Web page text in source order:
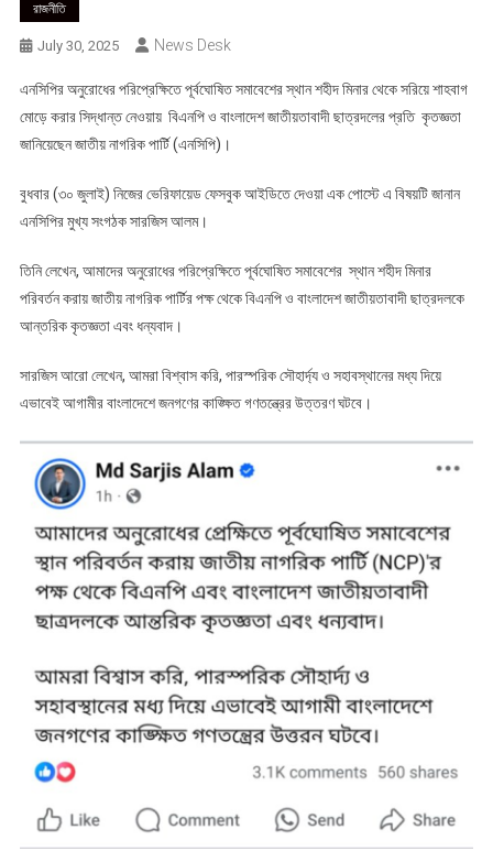
রাজনীতি
July 30, 2025 News Desk
এনসিপির অনুরোধের পরিপ্রেক্ষিতে পূর্বঘোষিত সমাবেশের স্থান শহীদ মিনার থেকে সরিয়ে শাহবাগ
মোড়ে করার সিদ্ধান্ত নেওয়ায় বিএনপি ও বাংলাদেশ জাতীয়তাবাদী ছাত্রদলের প্রতি কৃতজ্ঞতা
জানিয়েছেন জাতীয় নাগরিক পার্টি (এনসিপি)।
বুধবার (৩০ জুলাই) নিজের ভেরিফায়েড ফেসবুক আইডিতে দেওয়া এক পোস্টে এ বিষয়টি জানান
এনসিপির মুখ্য সংগঠক সারজিস আলম।
তিনি লেখেন, আমাদের অনুরোধের পরিপ্রেক্ষিতে পূর্বঘোষিত সমাবেশের স্থান শহীদ মিনার
পরিবর্তন করায় জাতীয় নাগরিক পার্টির পক্ষ থেকে বিএনপি ও বাংলাদেশ জাতীয়তাবাদী ছাত্রদলকে
আন্তরিক কৃতজ্ঞতা এবং ধন্যবাদ।
সারজিস আরো লেখেন, আমরা বিশ্বাস করি, পারস্পরিক সৌহার্দ্য ও সহাবস্থানের মধ্য দিয়ে
এভাবেই আগামীর বাংলাদেশে জনগণের কাঙ্ক্ষিত গণতন্ত্রের উত্তরণ ঘটবে।